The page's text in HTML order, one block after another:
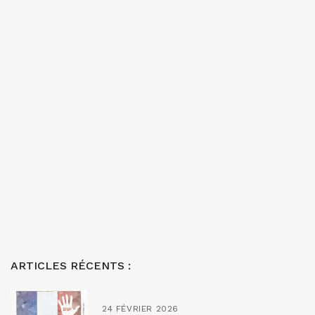
ARTICLES RÉCENTS :
24 FÉVRIER 2026